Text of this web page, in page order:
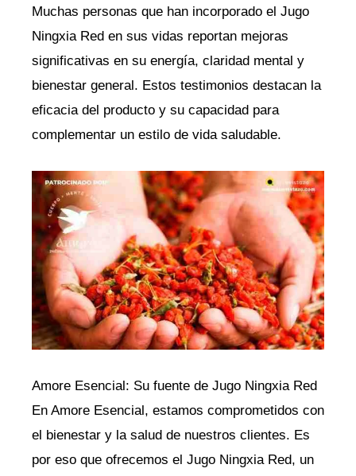
Muchas personas que han incorporado el Jugo
Ningxia Red en sus vidas reportan mejoras
significativas en su energía, claridad mental y
bienestar general. Estos testimonios destacan la
eficacia del producto y su capacidad para
complementar un estilo de vida saludable.
Amore Esencial: Su fuente de Jugo Ningxia Red
En Amore Esencial, estamos comprometidos con
el bienestar y la salud de nuestros clientes. Es
por eso que ofrecemos el Jugo Ningxia Red, un